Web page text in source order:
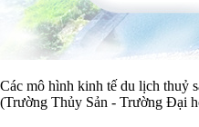
Các mô hình kinh tế du lịch thuỷ
(Trường Thủy Sản - Trường Đại